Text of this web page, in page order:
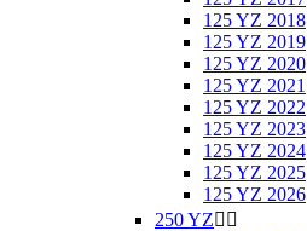
125 YZ 2018
125 YZ 2019
125 YZ 2020
125 YZ 2021
125 YZ 2022
125 YZ 2023
125 YZ 2024
125 YZ 2025
125 YZ 2026
250 YZ 